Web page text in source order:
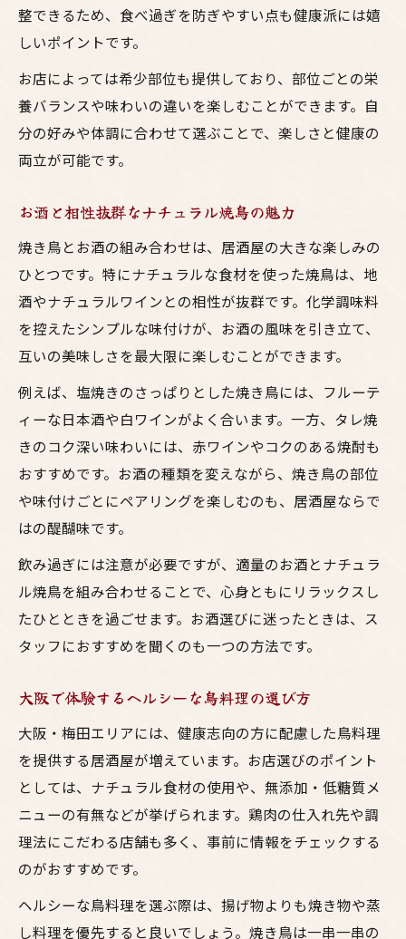
整できるため、食べ過ぎを防ぎやすい点も健康派には嬉
しいポイントです。
お店によっては希少部位も提供しており、部位ごとの栄
養バランスや味わいの違いを楽しむことができます。自
分の好みや体調に合わせて選ぶことで、楽しさと健康の
両立が可能です。
お酒と相性抜群なナチュラル焼鳥の魅力
焼き鳥とお酒の組み合わせは、居酒屋の大きな楽しみの
ひとつです。特にナチュラルな食材を使った焼鳥は、地
酒やナチュラルワインとの相性が抜群です。化学調味料
を控えたシンプルな味付けが、お酒の風味を引き立て、
互いの美味しさを最大限に楽しむことができます。
例えば、塩焼きのさっぱりとした焼き鳥には、フルーテ
ィーな日本酒や白ワインがよく合います。一方、タレ焼
きのコク深い味わいには、赤ワインやコクのある焼酎も
おすすめです。お酒の種類を変えながら、焼き鳥の部位
や味付けごとにペアリングを楽しむのも、居酒屋ならで
はの醍醐味です。
飲み過ぎには注意が必要ですが、適量のお酒とナチュラ
ル焼鳥を組み合わせることで、心身ともにリラックスし
たひとときを過ごせます。お酒選びに迷ったときは、ス
タッフにおすすめを聞くのも一つの方法です。
大阪で体験するヘルシーな鳥料理の選び方
大阪・梅田エリアには、健康志向の方に配慮した鳥料理
を提供する居酒屋が増えています。お店選びのポイント
としては、ナチュラル食材の使用や、無添加・低糖質メ
ニューの有無などが挙げられます。鶏肉の仕入れ先や調
理法にこだわる店舗も多く、事前に情報をチェックする
のがおすすめです。
ヘルシーな鳥料理を選ぶ際は、揚げ物よりも焼き物や蒸
し料理を優先すると良いでしょう。焼き鳥は一串一串の